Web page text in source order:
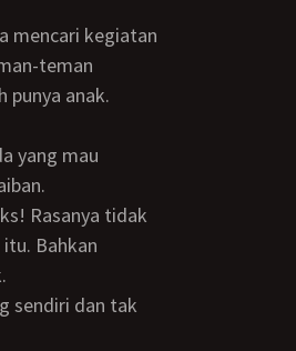
teman
punya anak.
Bahkan